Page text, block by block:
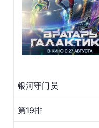
银河守门员
第19排